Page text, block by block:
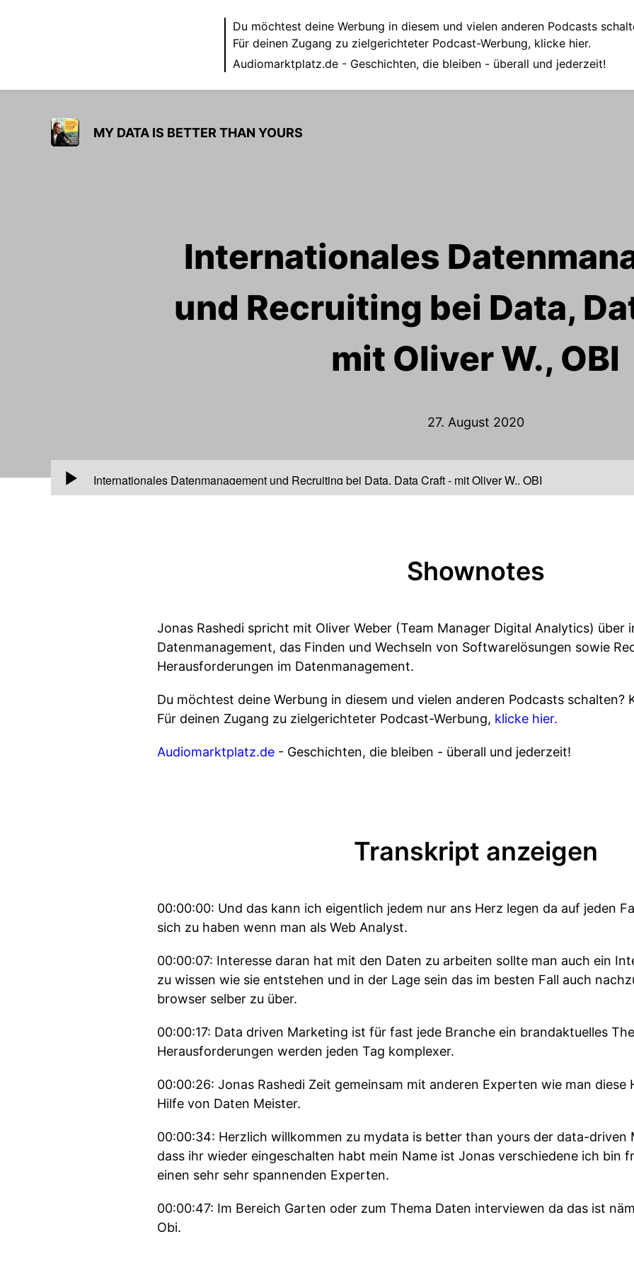
Du möchtest deine Werbung in diesem und vielen anderen Podcasts
Für deinen Zugang zu zielgerichteter Podcast-Werbung, klicke hier.
Audiomarktplatz.de- Geschichten, die bleiben - überall und jederzeit!
MY DATA IS BETTER THAN YOURS
Internationales
und Recruiting bei Data,
mit Oliver W., OBI
27. August 2020
00:00
Internationales Datenmanagement und Recruiting bei Data, Data Craft - mit Oliver W., OBI
Shownotes
Jonas Rashedi spricht mit Oliver Weber (Team Manager Digital Analytics) über
Datenmanagement, das Finden und Wechseln von Softwarelösungen sowie
Herausforderungen im Datenmanagement.
Du möchtest deine Werbung in diesem und vielen anderen Podcasts schalten?
Für deinen Zugang zu zielgerichteter Podcast-Werbung, klicke hier.
Audiomarktplatz.de - Geschichten, die bleiben - überall und jederzeit!
Transkript anzeigen
00:00:00: Und das kann ich eigentlich jedem nur ans Herz legen da auf jeden
sich zu haben wenn man als Web Analyst.
00:00:07: Interesse daran hat mit den Daten zu arbeiten sollte man auch ein
zu wissen wie sie entstehen und in der Lage sein das im besten Fall auch
browser selber zu über.
00:00:17: Data driven Marketing ist für fast jede Branche ein brandaktuelles
Herausforderungen werden jeden Tag komplexer.
00:00:26: Jonas Rashedi Zeit gemeinsam mit anderen Experten wie man
Hilfe von Daten Meister.
00:00:34: Herzlich willkommen zu mydata is better than yours der data-driven
dass ihr wieder eingeschalten habt mein Name ist Jonas verschiedene ich bin
einen sehr sehr spannenden Experten.
00:00:47: Im Bereich Garten oder zum Thema Daten interviewen da das ist
Obi.